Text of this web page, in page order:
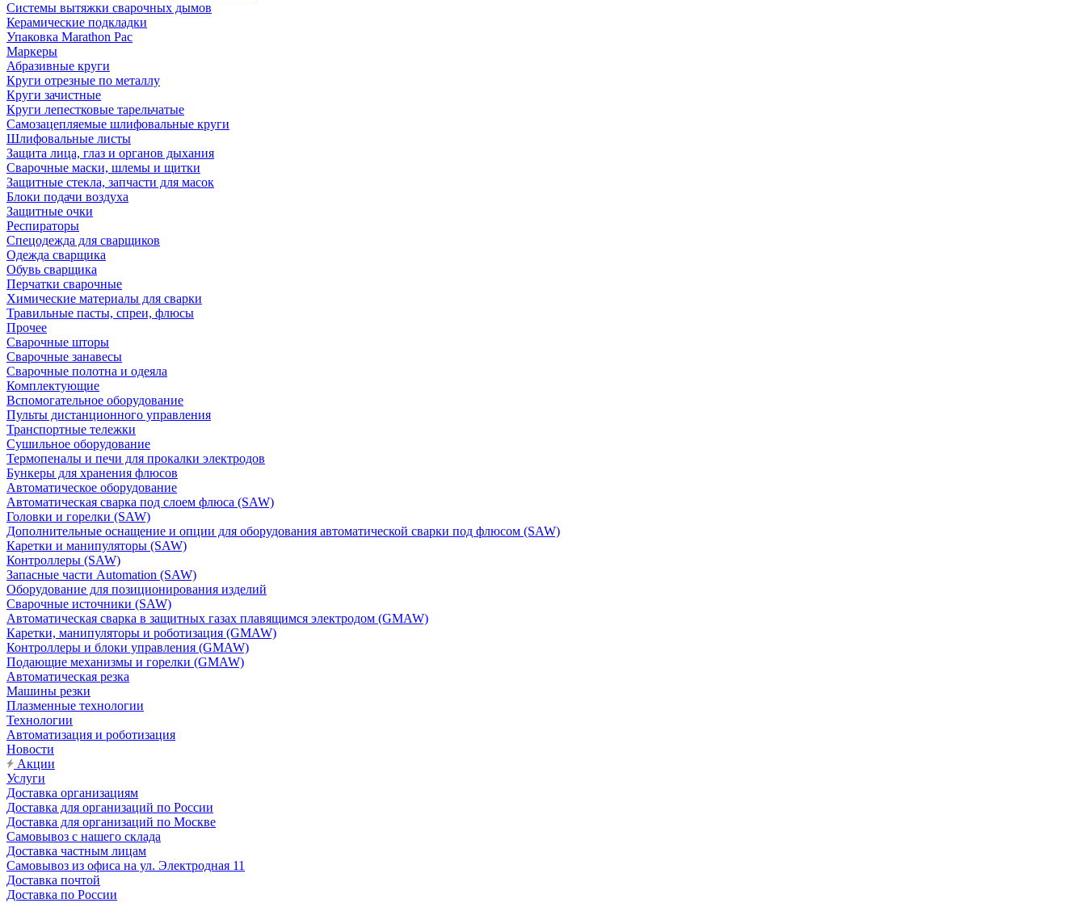
Системы вытяжки сварочных дымов
Керамические подкладки
Упаковка Marathon Pac
Маркеры
Абразивные круги
Круги отрезные по металлу
Круги зачистные
Круги лепестковые тарельчатые
Самозацепляемые шлифовальные круги
Шлифовальные листы
Защита лица, глаз и органов дыхания
Сварочные маски, шлемы и щитки
Защитные стекла, запчасти для масок
Блоки подачи воздуха
Защитные очки
Респираторы
Спецодежда для сварщиков
Одежда сварщика
Обувь сварщика
Перчатки сварочные
Химические материалы для сварки
Травильные пасты, спреи, флюсы
Прочее
Сварочные шторы
Сварочные занавесы
Сварочные полотна и одеяла
Комплектующие
Вспомогательное оборудование
Пульты дистанционного управления
Транспортные тележки
Сушильное оборудование
Термопеналы и печи для прокалки электродов
Бункеры для хранения флюсов
Автоматическое оборудование
Автоматическая сварка под слоем флюса (SAW)
Головки и горелки (SAW)
Дополнительные оснащение и опции для оборудования автоматической сварки под флюсом (SAW)
Каретки и манипуляторы (SAW)
Контроллеры (SAW)
Запасные части Automation (SAW)
Оборудование для позиционирования изделий
Сварочные источники (SAW)
Автоматическая сварка в защитных газах плавящимся электродом (GMAW)
Каретки, манипуляторы и роботизация (GMAW)
Контроллеры и блоки управления (GMAW)
Подающие механизмы и горелки (GMAW)
Автоматическая резка
Машины резки
Плазменные технологии
Технологии
Автоматизация и роботизация
Новости
Акции
Услуги
Доставка организациям
Доставка для организаций по России
Доставка для организаций по Москве
Самовывоз с нашего склада
Доставка частным лицам
Самовывоз из офиса на ул. Электродная 11
Доставка почтой
Доставка по России